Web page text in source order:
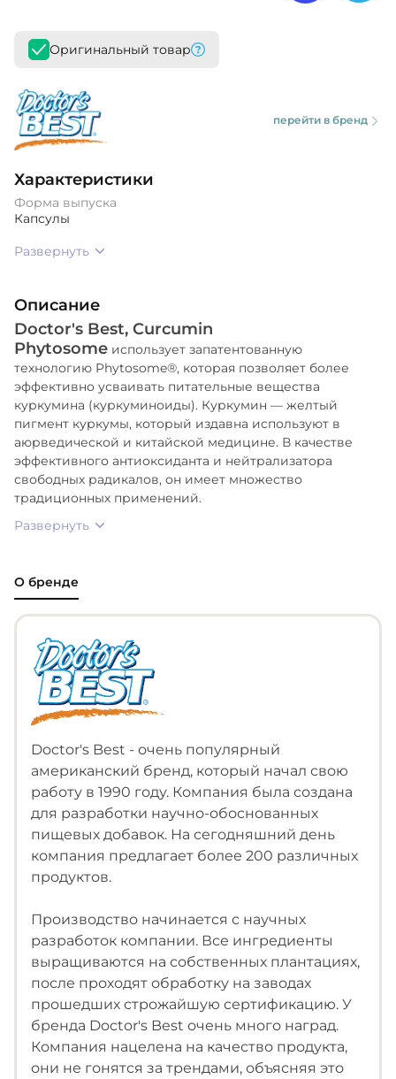
Оригинальный товар
перейти в бренд
Характеристики
Форма выпуска
Капсулы
Развернуть
Описание
Doctor's Best, Curcumin
Phytosome использует запатентованную
технологию Phytosome®, которая позволяет более
эффективно усваивать питательные вещества
куркумина (куркуминоиды). Куркумин — желтый
пигмент куркумы, который издавна используют в
аюрведической и китайской медицине. В качестве
эффективного антиоксиданта и нейтрализатора
свободных радикалов, он имеет множество
традиционных применений.
Развернуть
О бренде
Doctor's Best - очень популярный
американский бренд, который начал свою
работу в 1990 году. Компания была создана
для разработки научно-обоснованных
пищевых добавок. На сегодняшний день
компания предлагает более 200 различных
продуктов.
Производство начинается с научных
разработок компании. Все ингредиенты
выращиваются на собственных плантациях,
после проходят обработку на заводах
прошедших строжайшую сертификацию. У
бренда Doctor's Best очень много наград.
Компания нацелена на качество продукта,
они не гонятся за трендами, объясняя это